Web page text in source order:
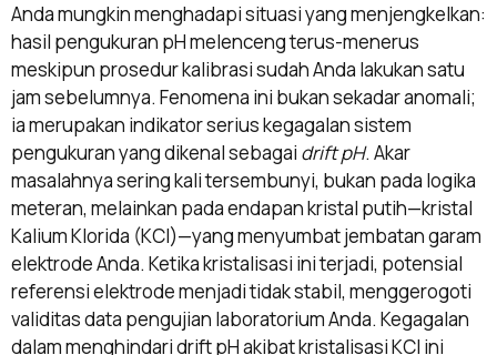
Anda mungkin menghadapi situasi yang menjengkelkan:
hasil pengukuran pH melenceng terus-menerus
meskipun prosedur kalibrasi sudah Anda lakukan satu
jam sebelumnya. Fenomena ini bukan sekadar anomali;
ia merupakan indikator serius kegagalan sistem
pengukuran yang dikenal sebagai drift pH. Akar
masalahnya sering kali tersembunyi, bukan pada logika
meteran, melainkan pada endapan kristal putih—kristal
Kalium Klorida (KCl)—yang menyumbat jembatan garam
elektrode Anda. Ketika kristalisasi ini terjadi, potensial
referensi elektrode menjadi tidak stabil, menggerogoti
validitas data pengujian laboratorium Anda. Kegagalan
dalam menghindari drift pH akibat kristalisasi KCl ini